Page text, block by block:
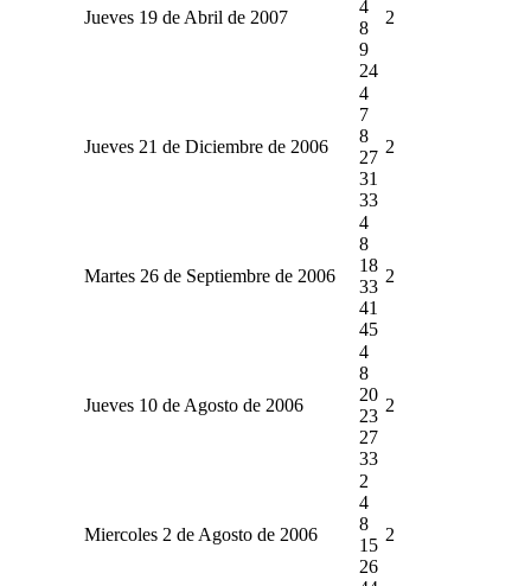
Jueves 19 de Abril de 2007
4
8
9
24
2
Jueves 21 de Diciembre de 2006
4
7
8
27
31
33
2
Martes 26 de Septiembre de 2006
4
8
18
33
41
45
2
Jueves 10 de Agosto de 2006
4
8
20
23
27
33
2
Miercoles 2 de Agosto de 2006
2
4
8
15
26
2